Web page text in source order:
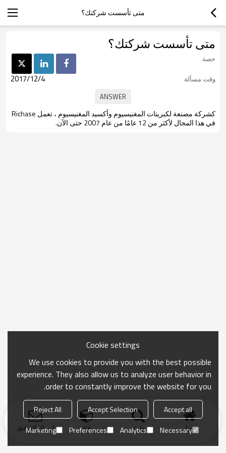
متى تأسست شركتك؟
متى تأسست شركتك؟
حصة
وقت مسألة
2017/12/4
كشركة مصنعة لكبريتات المغنيسيوم وأكسيد المغنيسيوم ، تعمل Richase
في هذا المجال لأكثر من 12 عامًا من عام 2007 حتى الآن.
منزل بحث فئة ارسال التحقيق
Cookie settings
We use cookies to provide you with the best possible
experience. They also allow us to analyze user behavior in
order to constantly improve the website for you.
Accept all
Accept Selection
Reject All
Necessary
Analytics
Preferences
Marketing